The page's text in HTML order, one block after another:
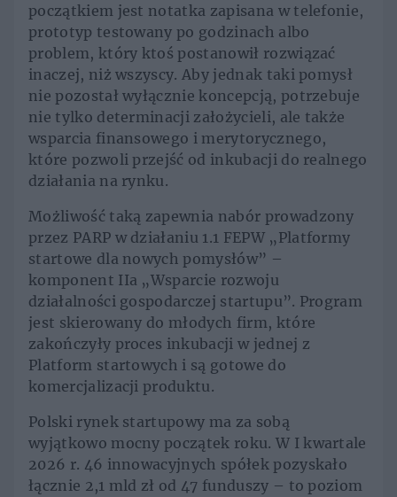
początkiem jest notatka zapisana w telefonie,
prototyp testowany po godzinach albo
problem, który ktoś postanowił rozwiązać
inaczej, niż wszyscy. Aby jednak taki pomysł
nie pozostał wyłącznie koncepcją, potrzebuje
nie tylko determinacji założycieli, ale także
wsparcia finansowego i merytorycznego,
które pozwoli przejść od inkubacji do realnego
działania na rynku.
Możliwość taką zapewnia nabór prowadzony
przez PARP w działaniu 1.1 FEPW „Platformy
startowe dla nowych pomysłów” –
komponent IIa „Wsparcie rozwoju
działalności gospodarczej startupu”. Program
jest skierowany do młodych firm, które
zakończyły proces inkubacji w jednej z
Platform startowych i są gotowe do
komercjalizacji produktu.
Polski rynek startupowy ma za sobą
wyjątkowo mocny początek roku. W I kwartale
2026 r. 46 innowacyjnych spółek pozyskało
łącznie 2,1 mld zł od 47 funduszy – to poziom